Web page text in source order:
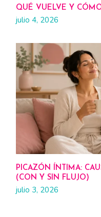
QUÉ VUELVE Y
julio 4, 2026
PICAZÓN ÍNTIMA:
(CON Y SIN FLUJO)
julio 3, 2026